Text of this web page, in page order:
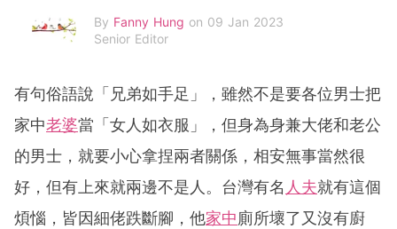
By Fanny Hung on 09 Jan 2023
Senior Editor
有句俗語說「兄弟如手足」，雖然不是要各位男士把
家中老婆當「女人如衣服」，但身為身兼大佬和老公
的男士，就要小心拿捏兩者關係，相安無事當然很
好，但有上來就兩邊不是人。台灣有名 人夫就有這個
煩惱，皆因細佬跌斷腳，他家中廁所壞了又沒有廚